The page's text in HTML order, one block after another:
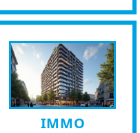
IMMO